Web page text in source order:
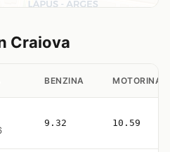
Craiova
BENZINA MOTORINA
9.32 10.59